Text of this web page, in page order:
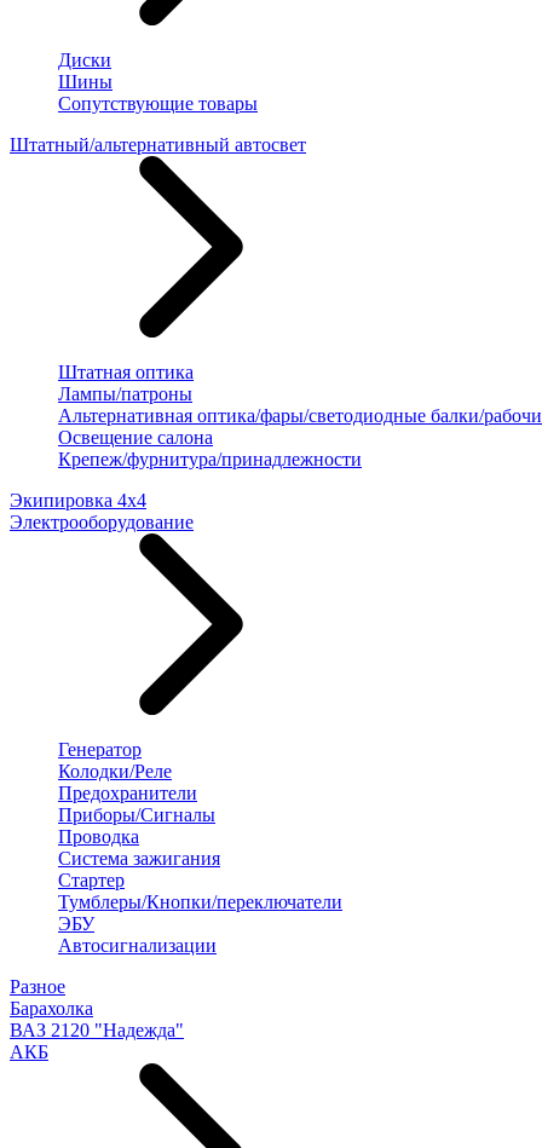
Диски
Шины
Сопутствующие товары
Штатный/альтернативный автосвет
Штатная оптика
Лампы/патроны
Альтернативная оптика/фары/светодиодные балки/
Освещение салона
Крепеж/фурнитура/принадлежности
Экипировка 4х4
Электрооборудование
Генератор
Колодки/Реле
Предохранители
Приборы/Сигналы
Проводка
Система зажигания
Стартер
Тумблеры/Кнопки/переключатели
ЭБУ
Автосигнализации
Разное
Барахолка
ВАЗ 2120 "Надежда"
АКБ